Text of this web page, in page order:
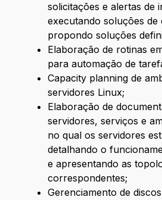
solicitações e alertas de
executando soluções
propondo soluções
Elaboração de rotinas
para automação de
Capacity planning de
servidores Linux;
Elaboração de
servidores, serviços e
no qual os servidores
detalhando o
e apresentando as
correspondentes;
Gerenciamento de discos